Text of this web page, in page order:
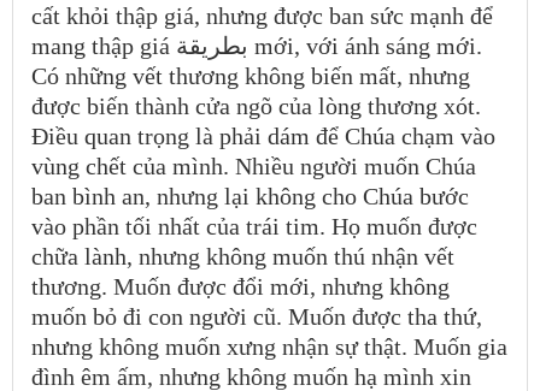
cất khỏi thập giá, nhưng được ban sức mạnh để
mang thập giá بطريقة mới, với ánh sáng mới.
Có những vết thương không biến mất, nhưng
được biến thành cửa ngõ của lòng thương xót.
Điều quan trọng là phải dám để Chúa chạm vào
vùng chết của mình. Nhiều người muốn Chúa
ban bình an, nhưng lại không cho Chúa bước
vào phần tối nhất của trái tim. Họ muốn được
chữa lành, nhưng không muốn thú nhận vết
thương. Muốn được đổi mới, nhưng không
muốn bỏ đi con người cũ. Muốn được tha thứ,
nhưng không muốn xưng nhận sự thật. Muốn gia
đình êm ấm, nhưng không muốn hạ mình xin